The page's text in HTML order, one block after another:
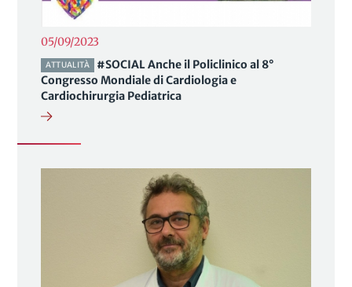
05/09/2023
ATTUALITÀ
#SOCIAL Anche il Policlinico al 8°
Congresso Mondiale di Cardiologia e
Cardiochirurgia Pediatrica